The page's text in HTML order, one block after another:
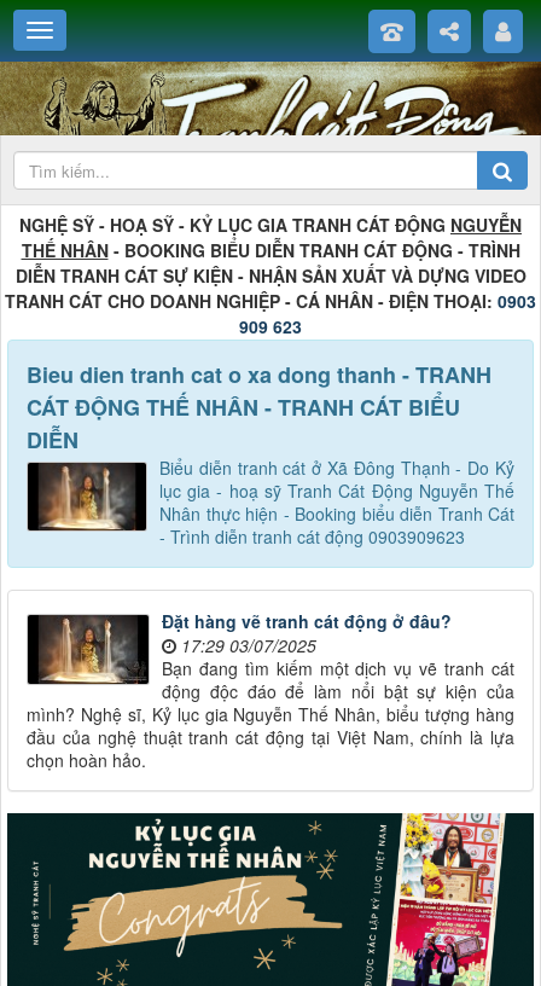
NGHỆ SỸ - HOẠ SỸ - KỶ LỤC GIA TRANH CÁT ĐỘNG NGUYỄN
THẾ NHÂN- BOOKING BIỂU DIỄN TRANH CÁT ĐỘNG - TRÌNH
DIỄN TRANH CÁT SỰ KIỆN - NHẬN SẢN XUẤT VÀ DỰNG VIDEO
TRANH CÁT CHO DOANH NGHIỆP - CÁ NHÂN - ĐIỆN THOẠI: 0903
909 623
Bieu dien tranh cat o xa dong thanh - TRANH
CÁT ĐỘNG THẾ NHÂN - TRANH CÁT BIỂU
DIỄN
Biểu diễn tranh cát ở Xã Đông Thạnh - Do Kỷ
lục gia - hoạ sỹ Tranh Cát Động Nguyễn Thế
Nhân thực hiện - Booking biểu diễn Tranh Cát
- Trình diễn tranh cát động 0903909623
Đặt hàng vẽ tranh cát động ở đâu?
17:29 03/07/2025
Bạn đang tìm kiếm một dịch vụ vẽ tranh cát
động độc đáo để làm nổi bật sự kiện của
mình? Nghệ sĩ, Kỷ lục gia Nguyễn Thế Nhân, biểu tượng hàng
đầu của nghệ thuật tranh cát động tại Việt Nam, chính là lựa
chọn hoàn hảo.